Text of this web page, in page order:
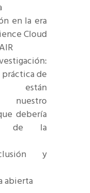
en la era
Cloud
de
están
debería
de la
y
abierta